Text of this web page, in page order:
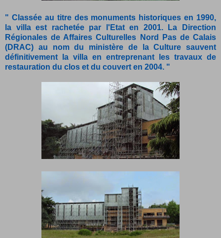
" Classée au titre des monuments historiques en 1990,
la villa est rachetée par l'Etat en 2001. La Direction
Régionales de Affaires Culturelles Nord Pas de Calais
(DRAC) au nom du ministère de la Culture sauvent
définitivement la villa en entreprenant les travaux de
restauration du clos et du couvert en 2004. "